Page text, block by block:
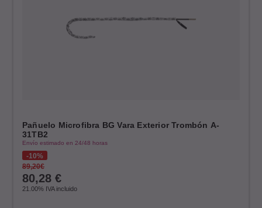
Pañuelo Microfibra BG Vara Exterior Trombón A-
31TB2
Envío estimado en 24/48 horas
10%
89,20€
80,28 €
21.00% IVA incluido